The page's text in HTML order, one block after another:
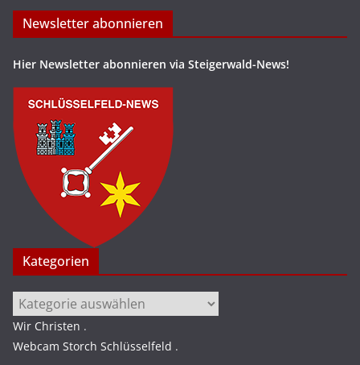
Newsletter abonnieren
Hier Newsletter abonnieren via Steigerwald-News!
Kategorien
Kategorien
Wir Christen .
Webcam Storch Schlüsselfeld .